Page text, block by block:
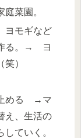
菜園。
ヨモギなど
作る。→ ヨ
）
止める →マ
え、生活の
ていく。